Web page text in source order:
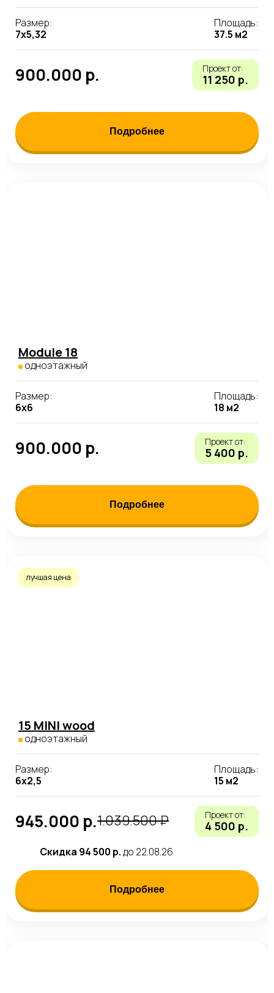
Размер:
7х5,32
Площадь:
37.5 м2
900.000 р. Проект от:
11 250 р.
Подробнее
Module 18
одноэтажный
Размер:
6x6
Площадь:
18 м2
900.000 р. Проект от:
5 400 р.
Подробнее
лучшая цена
15 MINI wood
одноэтажный
Размер:
6х2,5
Площадь:
15 м2
945.000 р.1.039.500 ₽ Проект от:
4 500 р.
Скидка 94 500 р.до 22.08.26
Подробнее